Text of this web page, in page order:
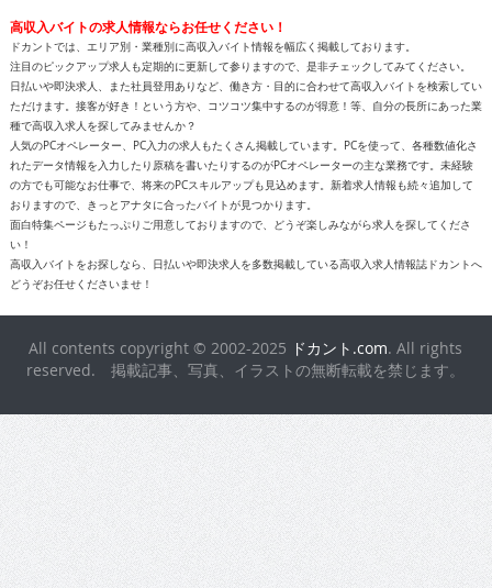
高収入バイトの求人情報ならお任せください！
ドカントでは、エリア別・業種別に高収入バイト情報を幅広く掲載しております。
注目のピックアップ求人も定期的に更新して参りますので、是非チェックしてみてください。
日払いや即決求人、また社員登用ありなど、働き方・目的に合わせて高収入バイトを検索してい
ただけます。接客が好き！という方や、コツコツ集中するのが得意！等、自分の長所にあった業
種で高収入求人を探してみませんか？
人気のPCオペレーター、PC入力の求人もたくさん掲載しています。PCを使って、各種数値化さ
れたデータ情報を入力したり原稿を書いたりするのがPCオペレーターの主な業務です。未経験
の方でも可能なお仕事で、将来のPCスキルアップも見込めます。新着求人情報も続々追加して
おりますので、きっとアナタに合ったバイトが見つかります。
面白特集ページもたっぷりご用意しておりますので、どうぞ楽しみながら求人を探してくださ
い！
高収入バイトをお探しなら、日払いや即決求人を多数掲載している高収入求人情報誌ドカントへ
どうぞお任せくださいませ！
All contents copyright © 2002-2025 ドカント.com . All rights
reserved. 掲載記事、写真、イラストの無断転載を禁じます。